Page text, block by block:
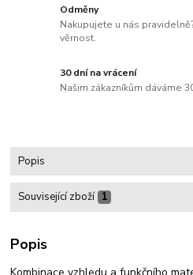
Odměny
Nakupujete u nás
věrnost.
30 dní na vrácení
Našim zákazníkům dáváme
Popis
Související zboží 1
Popis